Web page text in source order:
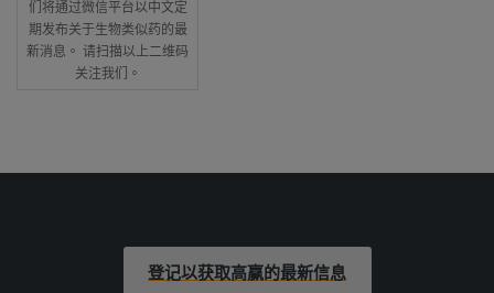
们将通过微信平台以中文定
期发布关于生物类似药的最
新消息。 请扫描以上二维码
关注我们。
登记以获取高赢的最新信息